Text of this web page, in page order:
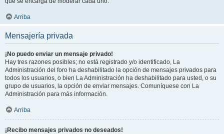
Arriba
Mensajería privada
¡No puedo enviar un mensaje privado!
Hay tres razones posibles; no está registrado y/o identificado, La
Administración del foro ha deshabilitado la opción de mensajes privados para
todos los usuarios, o bien La Administración ha deshabilitado para usted, o su
grupo de usuarios, la opción de enviar mensajes. Comuníquese con La
Administración para más información.
Arriba
¡Recibo mensajes privados no deseados!